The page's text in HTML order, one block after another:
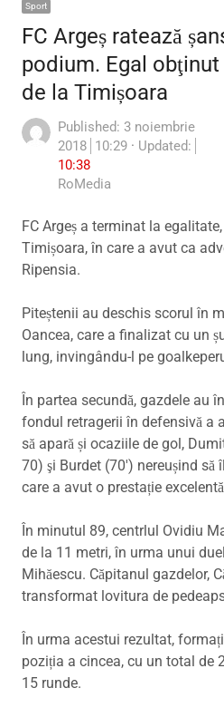
Sport
FC Argeș ratează
podium. Egal
de la Timișoara
Published: 3 noiembrie
2018 10:29
Updated:
10:38
Author
RoMedia
FC Argeș a terminat la
Timișoara, în care a avut ca
Ripensia.
Piteștenii au deschis scorul în
Oancea, care a finalizat cu un
lung, invingându-l pe
În partea secundă, gazdele au
fondul retragerii în defensivă a
să apară și ocaziile de gol,
70) şi Burdet (70′) nereușind să
care a avut o prestație
În minutul 89, centrlul Ovidiu
de la 11 metri, în urma unui
Mihăescu. Căpitanul gazdelor,
transformat lovitura de
În urma acestui rezultat,
poziția a cincea, cu un total de
15 runde.